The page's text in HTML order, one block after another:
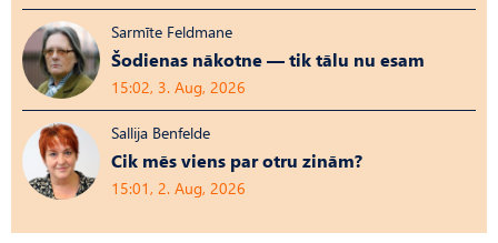
Sarmīte Feldmane
Šodienas nākotne — tik tālu nu esam
15:02, 3. Aug, 2026
Sallija Benfelde
Cik mēs viens par otru zinām?
15:01, 2. Aug, 2026